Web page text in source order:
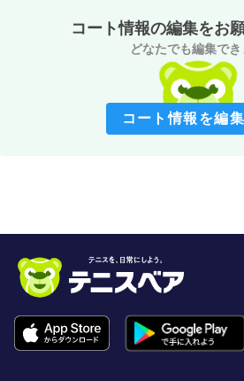
コート情報の編集をお
どなたでも編集で
コート情報を編